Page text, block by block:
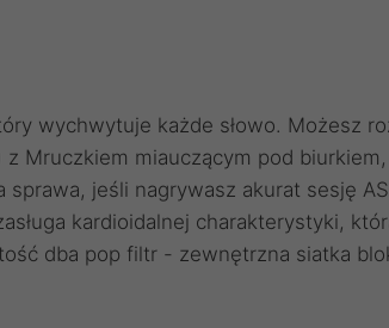
wychwytuje każde słowo. Możesz
Mruczkiem miauczącym pod
sprawa, jeśli nagrywasz akurat sesję
kardioidalnej charakterystyki,
dba pop filtr - zewnętrzna siatka